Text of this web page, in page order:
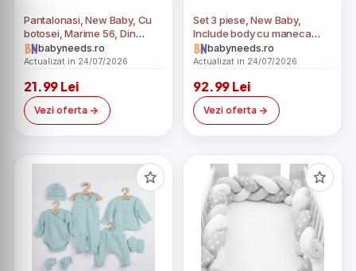
Pantalonasi, New Baby, Cu
botosei, Marime 56, Din
bumbac 100%, Classic II
Grey with stars
babyneeds.ro
Actualizat in 24/07/2026
21.99 Lei
Vezi oferta
Set 3 piese, New Baby,
Include body cu maneca
lunga, pantalonasi cu
botosei, caciulita, Marime
Pink
babyneeds.ro
Actualizat in 24/07/2026
92.99 Lei
Vezi oferta